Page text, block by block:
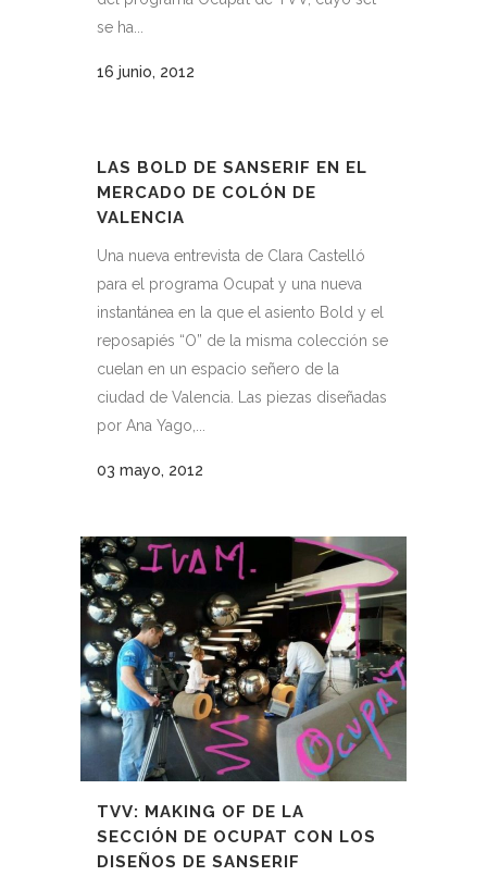
se ha...
16 junio, 2012
LAS BOLD DE SANSERIF EN EL
MERCADO DE COLÓN DE
VALENCIA
Una nueva entrevista de Clara Castelló
para el programa Ocupat y una nueva
instantánea en la que el asiento Bold y el
reposapiés “O” de la misma colección se
cuelan en un espacio señero de la
ciudad de Valencia. Las piezas diseñadas
por Ana Yago,...
03 mayo, 2012
TVV: MAKING OF DE LA
SECCIÓN DE OCUPAT CON LOS
DISEÑOS DE SANSERIF